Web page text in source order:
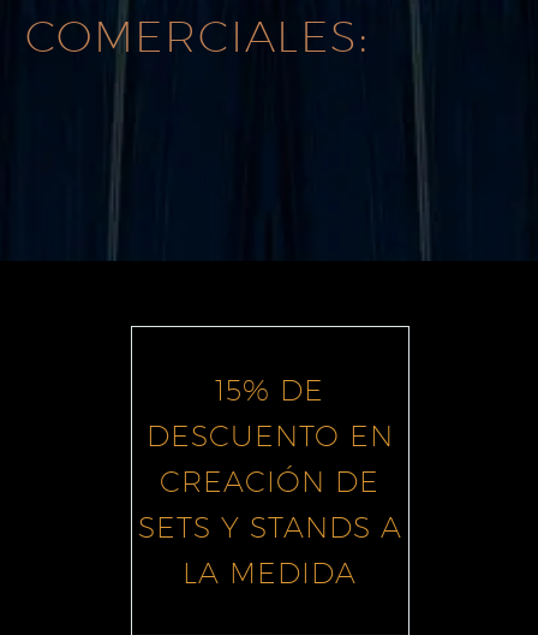
COMERCIALES:
15% DE
DESCUENTO EN
CREACIÓN DE
SETS Y STANDS A
LA MEDIDA